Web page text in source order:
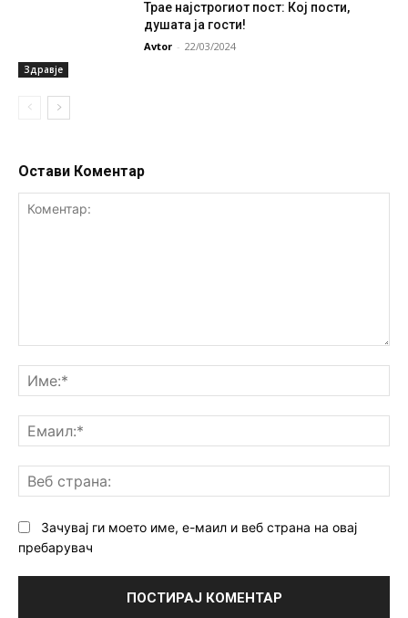
Здравје
Трае најстрогиот пост: Кој пости,
душата ја гости!
Avtor - 22/03/2024
Остави Коментар
Зачувај ги моето име, е-маил и веб страна на овај
пребарувач